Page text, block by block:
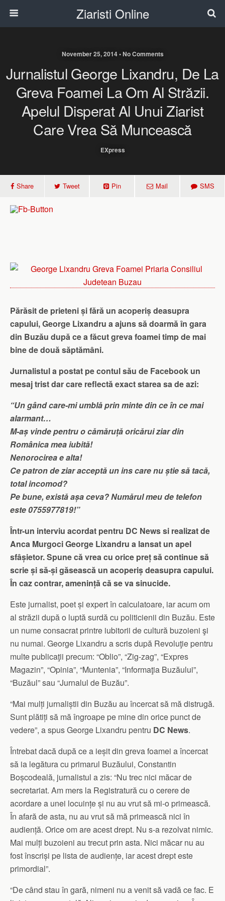
Ziaristi Online
November 25, 2014 • No Comments
Jurnalistul George Lixandru, De La
Greva Foamei La Om Al Străzii.
Apelul Disperat Al Unui Ziarist
Care Vrea Să Muncească
EXpress
Share Tweet Pin Mail SMS
Părăsit de prieteni și fără un acoperiș deasupra
capului, George Lixandru a ajuns să doarmă în gara
din Buzău după ce a făcut greva foamei timp de mai
bine de două săptămâni.
Jurnalistul a postat pe contul său de Facebook un
mesaj trist dar care reflectă exact starea sa de azi:
“Un gând care-mi umblă prin minte din ce în ce mai
alarmant…
M-aș vinde pentru o cămăruță oricărui ziar din
Românica mea iubită!
Nenorocirea e alta!
Ce patron de ziar acceptă un ins care nu știe să tacă,
total incomod?
Pe bune, există așa ceva? Numărul meu de telefon
este 0755977819!”
Într-un interviu acordat pentru DC News si realizat de
Anca Murgoci George Lixandru a lansat un apel
sfâșietor. Spune că vrea cu orice preț să continue să
scrie și să-și găsească un acoperiș deasupra capului.
În caz contrar, amenință că se va sinucide.
Este jurnalist, poet și expert în calculatoare, iar acum om
al străzii după o luptă surdă cu politicienii din Buzău. Este
un nume consacrat printre iubitorii de cultură buzoieni şi
nu numai. George Lixandru a scris după Revoluţie pentru
multe publicaţii precum: “Oblio”, “Zig-zag”, “Expres
Magazin”, “Opinia”, “Muntenia”, “Informaţia Buzăului”,
“Buzăul” sau “Jurnalul de Buzău”.
“Mai mulți jurnaliștii din Buzău au încercat să mă distrugă.
Sunt plătiți să mă îngroape pe mine din orice punct de
vedere”, a spus George Lixandru pentru DC News.
Întrebat dacă după ce a ieșit din greva foamei a încercat
să ia legătura cu primarul Buzăului, Constantin
Boșcodeală, jurnalistul a zis: “Nu trec nici măcar de
secretariat. Am mers la Registratură cu o cerere de
acordare a unei locuințe și nu au vrut să mi-o primească.
În afară de asta, nu au vrut să mă primească nici în
audiență. Orice om are acest drept. Nu s-a rezolvat nimic.
Mai mulți buzoieni au trecut prin asta. Nici măcar nu au
fost înscriși pe lista de audiențe, iar acest drept este
primordial”.
“De când stau în gară, nimeni nu a venit să vadă ce fac. E